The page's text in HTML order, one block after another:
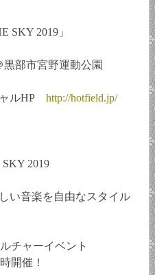
SKY 2019」
部市宮野運動公園
ルHP http://hotfield.jp/
2019
い音楽を自由なスタイル
チャーイベント
開催！